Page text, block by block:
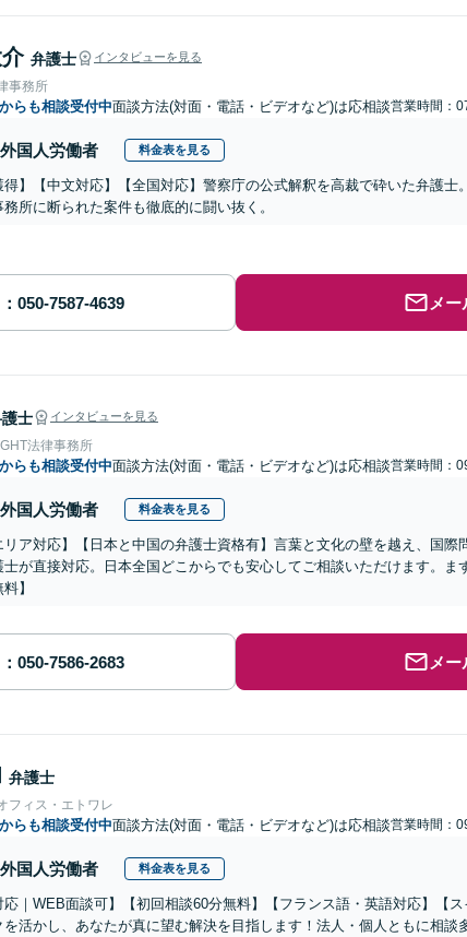
弁護士 インタビューを見る
事務所
からも相談受付中面談方法(対面・電話・ビデオなど)は応相談営業時間：
外国人労働者 料金表を見る
得】【中文対応】【全国対応】警察庁の公式解釈を高裁で砕いた弁護
所に断られた案件も徹底的に闘い抜く。
メ
士 インタビューを見る
法律事務所
からも相談受付中面談方法(対面・電話・ビデオなど)は応相談営業時間：
外国人労働者 料金表を見る
リア対応】【日本と中国の弁護士資格有】言葉と文化の壁を越え、国
士が直接対応。日本全国どこからでも安心してご相談いただけます。ま
】
メ
弁護士
フィス・エトワレ
からも相談受付中面談方法(対面・電話・ビデオなど)は応相談営業時間：
外国人労働者 料金表を見る
応｜WEB面談可】【初回相談60分無料】【フランス語・英語対応】【
を活かし、あなたが真に望む解決を目指します！法人・個人ともに相